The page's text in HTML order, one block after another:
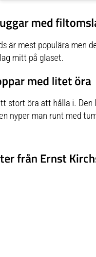
med
är mest populära men
mitt på glaset.
med litet öra
stort öra att hålla i.
nyper man runt med
från Ernst